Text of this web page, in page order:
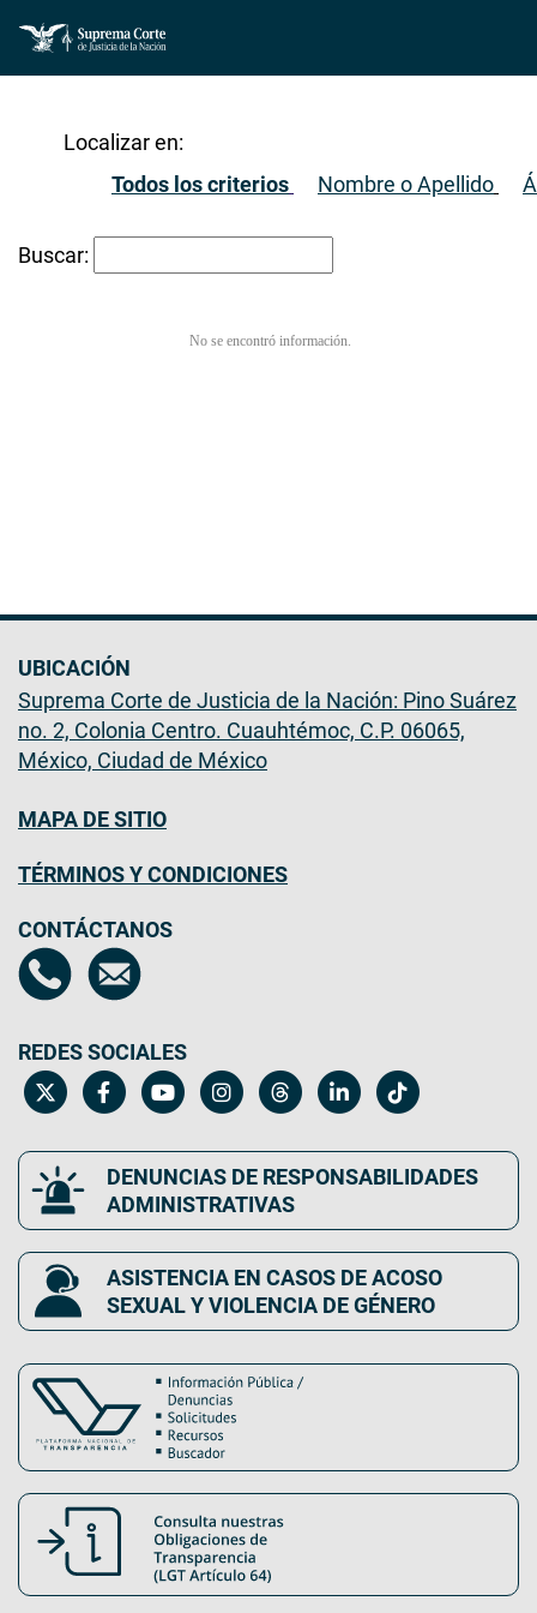
Localizar en:
Todos los criterios
Nombre o Apellido
Buscar:
No se encontró información.
UBICACIÓN
Suprema Corte de Justicia de la Nación: Pino Suárez
no. 2, Colonia Centro. Cuauhtémoc, C.P. 06065,
México, Ciudad de México
MAPA DE SITIO
TÉRMINOS Y CONDICIONES
CONTÁCTANOS
REDES SOCIALES
DENUNCIAS DE RESPONSABILIDADES
ADMINISTRATIVAS
ASISTENCIA EN CASOS DE ACOSO
SEXUAL Y VIOLENCIA DE GÉNERO